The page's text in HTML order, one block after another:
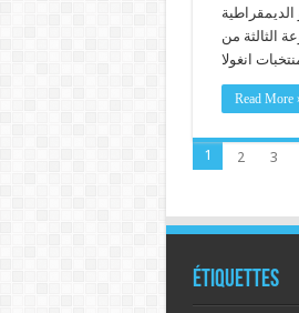
الثالثة من
Read More
1 2 3
Étiquettes